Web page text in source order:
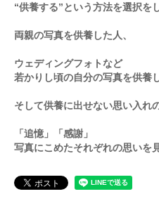
“供養する”という方法を選択を
両親の写真を供養した人、
ウェディングフォトなど
若かりし頃の自分の写真を供養
そして供養に出せない思い入れ
「追憶」「感謝」
写真にこめたそれぞれの思いを